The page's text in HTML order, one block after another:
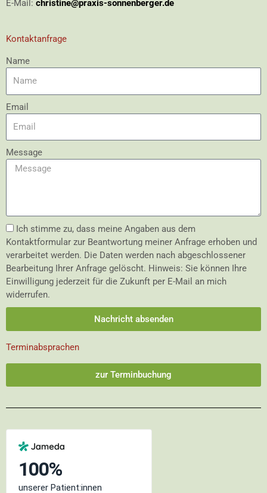
E-Mail: christine@praxis-sonnenberger.de
Kontaktanfrage
Name
Email
Message
Ich stimme zu, dass meine Angaben aus dem
Kontaktformular zur Beantwortung meiner Anfrage erhoben und
verarbeitet werden. Die Daten werden nach abgeschlossener
Bearbeitung Ihrer Anfrage gelöscht. Hinweis: Sie können Ihre
Einwilligung jederzeit für die Zukunft per E-Mail an mich
widerrufen.
Nachricht absenden
Terminabsprachen
zur Terminbuchung